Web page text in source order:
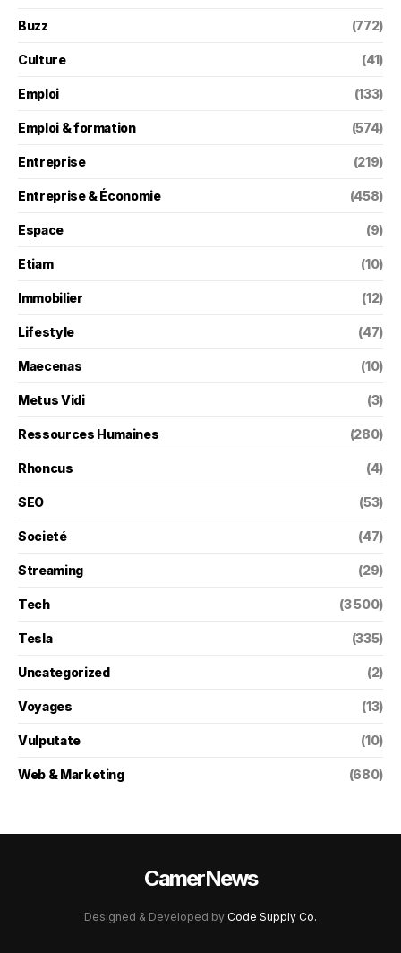
Buzz (772)
Culture (41)
Emploi (133)
Emploi & formation (574)
Entreprise (219)
Entreprise & Économie (458)
Espace (9)
Etiam (10)
Immobilier (12)
Lifestyle (47)
Maecenas (10)
Metus Vidi (3)
Ressources Humaines (280)
Rhoncus (4)
SEO (53)
Societé (47)
Streaming (29)
Tech (3 500)
Tesla (335)
Uncategorized (2)
Voyages (13)
Vulputate (10)
Web & Marketing (680)
CamerNews
Designed & Developed by Code Supply Co.